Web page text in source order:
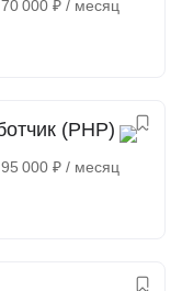
70 000 ₽ / месяц
(PHP)
95 000 ₽ / месяц